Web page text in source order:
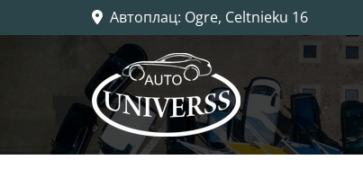
 Автоплац: Ogre, Celtnieku 16